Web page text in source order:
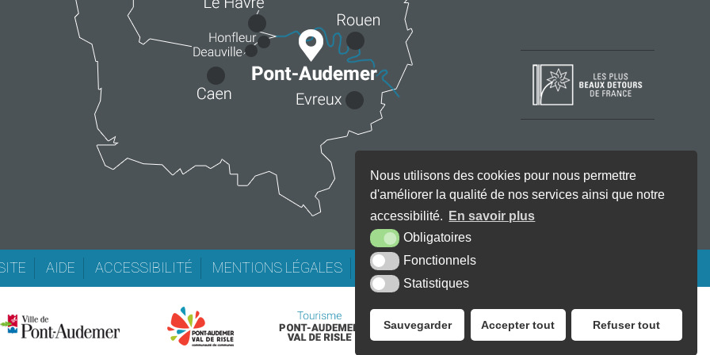
Nous utilisons des cookies pour nous permettre
d'améliorer la qualité de nos services ainsi que notre
accessibilité.
En savoir plus
Obligatoires
Fonctionnels
Statistiques
Sauvegarder Accepter tout Refuser tout
AIDE ACCESSIBILITÉ MENTIONS LÉGALES KREA3